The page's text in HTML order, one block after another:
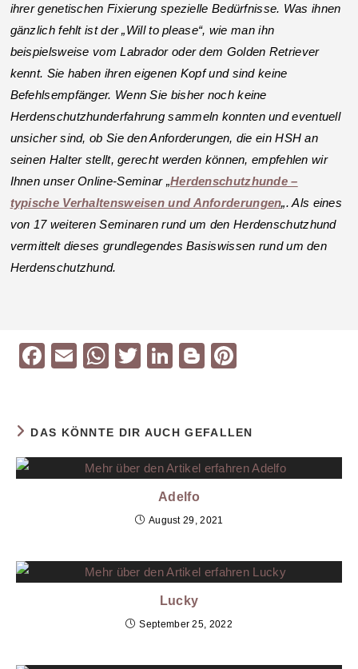
ihrer genetischen Fixierung spezielle Bedürfnisse. Was ihnen
gänzlich fehlt ist der „Will to please“, wie man ihn
beispielsweise vom Labrador oder dem Golden Retriever
kennt. Sie haben ihren eigenen Kopf und sind keine
Befehlsempfänger. Wenn Sie bisher noch keine
Herdenschutzhunderfahrung sammeln konnten und eventuell
unsicher sind, ob Sie den Anforderungen, die ein HSH an
seinen Halter stellt, gerecht werden können, empfehlen wir
Ihnen unser Online-Seminar „Herdenschutzhunde –
typische Verhaltensweisen und Anforderungen„. Als eines
von 17 weiteren Seminaren rund um den Herdenschutzhund
vermittelt dieses grundlegendes Basiswissen rund um den
Herdenschutzhund.
F
e
b
o
E
l
W
s
A
p
T
er
Li
e
dI
n
Bl
g
er
e
st
DAS KÖNNTE DIR AUCH GEFALLEN
Adelfo
August 29, 2021
Lucky
September 25, 2022